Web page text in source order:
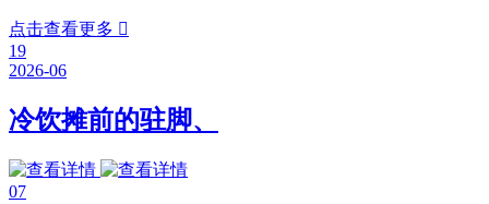
点击查看更多 
19
2026-06
冷饮摊前的驻脚、
07